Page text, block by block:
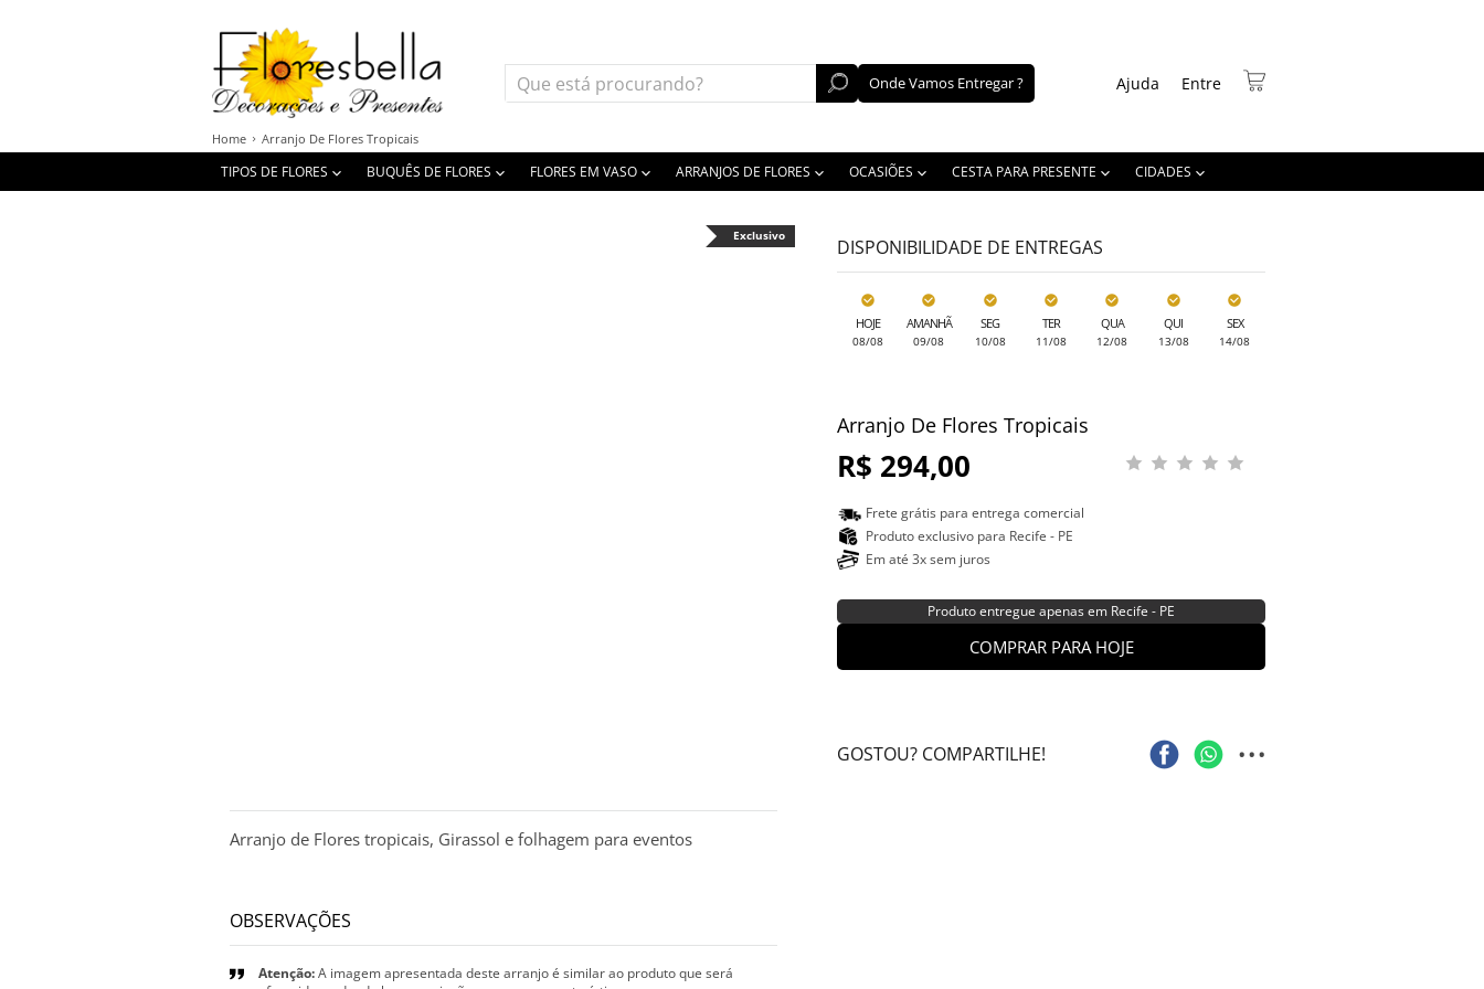
Onde Vamos Entregar ? Entre
Ajuda
TIPOS DE FLORES BUQUÊS DE FLORES FLORES EM VASO ARRANJOS DE FLORES OCASIÕES CESTA PARA PRESENTE CIDADES
Home Arranjo De Flores Tropicais
Exclusivo
Arranjo de Flores tropicais, Girassol e folhagem para eventos
OBSERVAÇÕES
Atenção:A imagem apresentada deste arranjo é similar ao produto que será
DISPONIBILIDADE DE ENTREGAS
HOJE
08/08
AMANHÃ
09/08
SEG
10/08
TER
11/08
QUA
12/08
QUI
13/08
SEX
14/08
Arranjo De Flores Tropicais
R$ 294,00
Frete grátis para entrega comercial
Produto exclusivo para Recife - PE
Em até 3x sem juros
Produto entregue apenas em Recife - PE
COMPRAR PARA HOJE
GOSTOU? COMPARTILHE! ...